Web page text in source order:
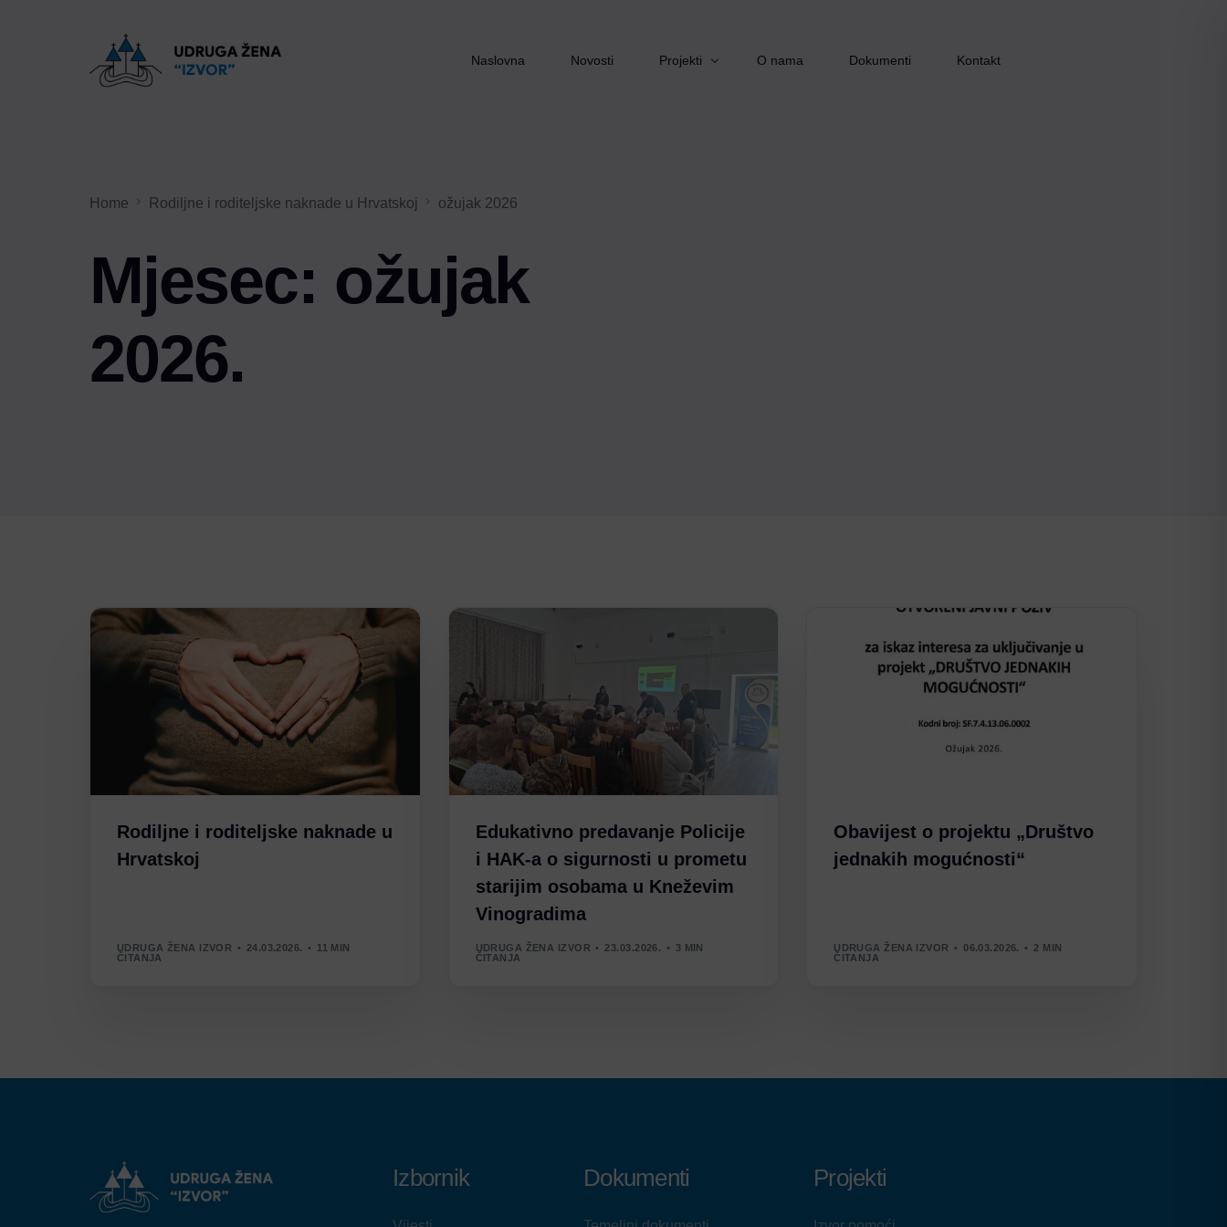
Naslovna Novosti Projekti O nama Dokumenti Kontakt
Home Rodiljne i roditeljske naknade u Hrvatskoj ožujak 2026
Mjesec: ožujak
2026.
Rodiljne i roditeljske naknade u
Hrvatskoj
UDRUGA ŽENA IZVOR 24.03.2026.
11 MIN
ČITANJA
Edukativno predavanje Policije
i HAK-a o sigurnosti u prometu
starijim osobama u Kneževim
Vinogradima
UDRUGA ŽENA IZVOR 23.03.2026.
3 MIN
ČITANJA
Obavijest o projektu „Društvo
jednakih mogućnosti“
UDRUGA ŽENA IZVOR 06.03.2026.
2 MIN
ČITANJA
Izbornik Dokumenti Projekti